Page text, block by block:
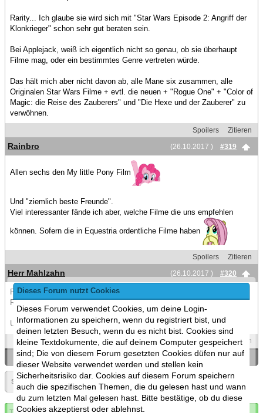
Dieses Forum nutzt Cookies
Dieses Forum verwendet Cookies, um deine Login-
Informationen zu speichern, wenn du registriert bist, und
deinen letzten Besuch, wenn du es nicht bist. Cookies sind
kleine Textdokumente, die auf deinem Computer gespeichert
sind; Die von diesem Forum gesetzten Cookies düfen nur auf
dieser Website verwendet werden und stellen kein
Sicherheitsrisiko dar. Cookies auf diesem Forum speichern
auch die spezifischen Themen, die du gelesen hast und wann
du zum letzten Mal gelesen hast. Bitte bestätige, ob du diese
Cookies akzeptierst oder ablehnst.
Rarity... Ich glaube sie wird sich mit "Star Wars Episode 2: Angriff der
Klonkrieger" schon sehr gut beraten sein.
Bei Applejack, weiß ich eigentlich nicht so genau, ob sie überhaupt
Filme mag, oder ein bestimmtes Genre vertreten würde.
Das hält mich aber nicht davon ab, alle Mane six zusammen, alle
Originalen Star Wars Filme + evtl. die neuen + "Rogue One" + "Color of
Magic: die Reise des Zauberers" und "Die Hexe und der Zauberer" zu
verwöhnen.
Spoilers
Zitieren
(26.10.2017 )
#319
Rainbro
Allen sechs den My little Pony Film
Und "ziemlich beste Freunde".
Viel interessanter fände ich aber, welche Filme die uns empfehlen
können. Sofern die in Equestria ordentliche Filme haben
Spoilers
Zitieren
(26.10.2017 )
#320
Herr Mahlzahn
Pinkie Pie: Der Schuh des Manitu
RD: Die tollkühnen Männer in ihren fliegenden Kisten
Und Luna: A Nightmare on Elmstreet (natürlich)
Spoilers Zitieren
«Ein Thema zurück|Ein Thema vor»
Seite: